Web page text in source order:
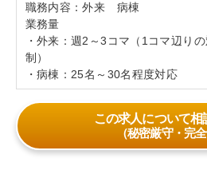
職務内容：外来 病棟
業務量
・外来：週2～3コマ（1コマ辺り
制）
・病棟：25名～30名程度対応
この求人について相
（秘密厳守・完全